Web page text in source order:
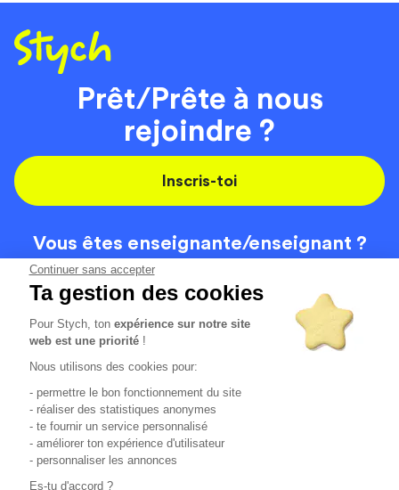
Continuer sans accepter
Ta gestion des cookies
Pour Stych, tonexpérience sur notre site
web est une priorité !
Nous utilisons des cookies pour:
- permettre le bon fonctionnement du site
- réaliser des statistiques anonymes
- te fournir un service personnalisé
- améliorer ton expérience d'utilisateur
- personnaliser les annonces
Es-tu d'accord ?
Prêt/Prête à nous
rejoindre ?
Inscris-toi
Vous êtes enseignante/enseignant ?
On recrute
Code de la route
Localisation
Contact
Tous les avis clients4.6/5 (51125 avis publiés)